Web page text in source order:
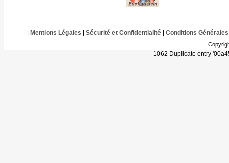
Mentions Légales Sécurité et Confidentialité| Conditions Générales
1062 Duplicate entry